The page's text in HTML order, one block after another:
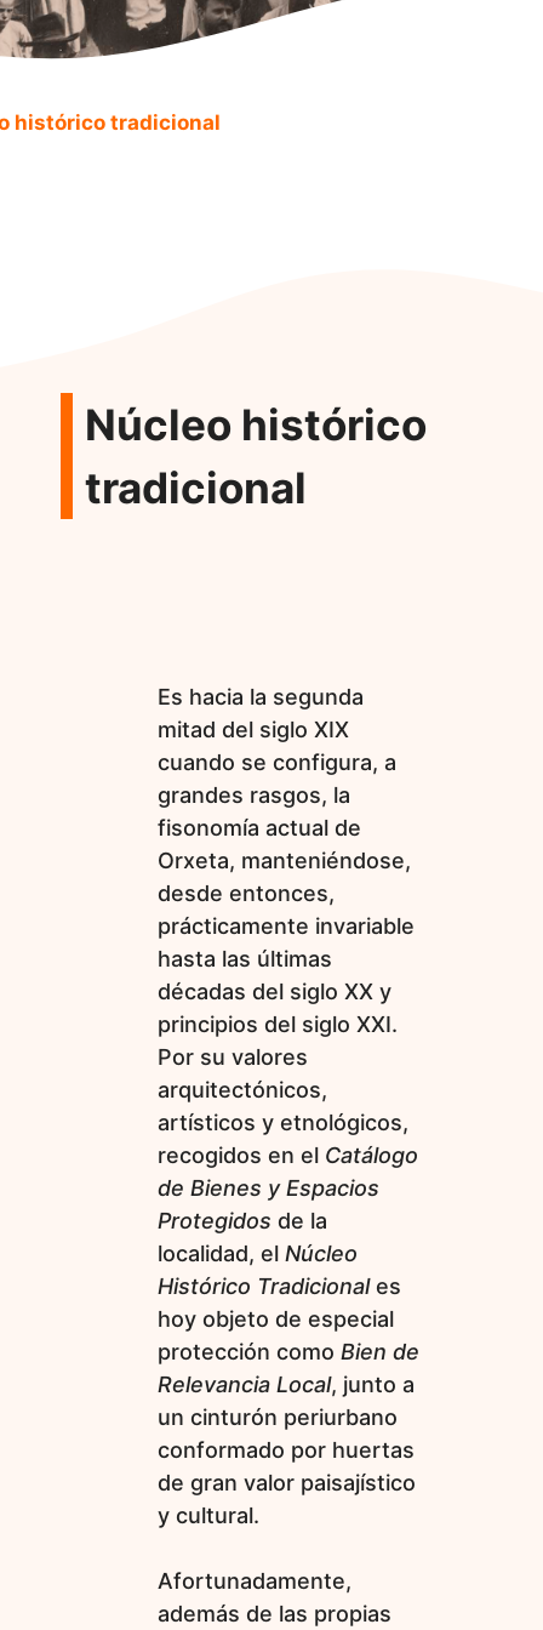
histórico tradicional
Núcleo histórico
tradicional
Es hacia la segunda
mitad del siglo XIX
cuando se configura, a
grandes rasgos, la
fisonomía actual de
Orxeta, manteniéndose,
desde entonces,
prácticamente invariable
hasta las últimas
décadas del siglo XX y
principios del siglo XXI.
Por su valores
arquitectónicos,
artísticos y etnológicos,
recogidos en el Catálogo
de Bienes y Espacios
Protegidos de la
localidad, el Núcleo
Histórico Tradicionales
hoy objeto de especial
protección como Bien de
Relevancia Local, junto a
un cinturón periurbano
conformado por huertas
de gran valor paisajístico
y cultural.
Afortunadamente,
además de las propias